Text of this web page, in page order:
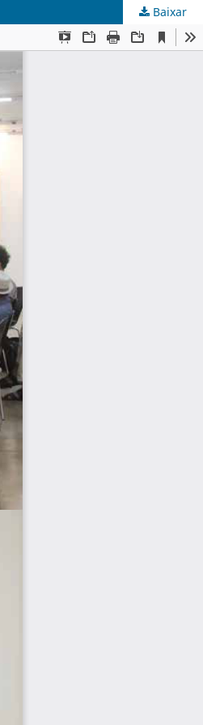
Baixar